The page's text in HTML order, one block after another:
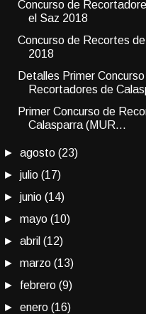
Concurso de
el Saz 2018
Concurso de Recortes
2018
Detalles Primer
Recortadores de
Primer Concurso de
Calasparra (MUR...
►agosto(23)
►julio(17)
►junio(14)
►mayo(10)
►abril(12)
►marzo(13)
► febrero(9)
►enero(16)